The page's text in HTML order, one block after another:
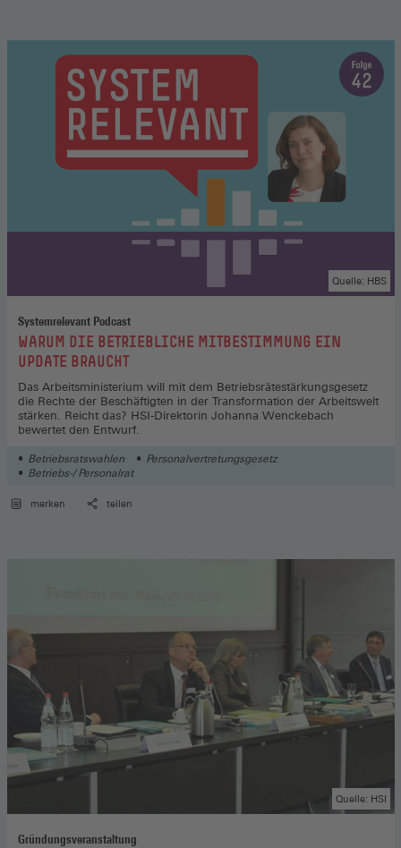
Systemrelevant Podcast
:WARUM DIE BETRIEBLICHE MITBESTIMMUNG EIN
UPDATE BRAUCHT
Quelle: HBS
Das Arbeitsministerium will mit dem Betriebsrätestärkungsgesetz
die Rechte der Beschäftigten in der Transformation der Arbeitswelt
stärken. Reicht das? HSI-Direktorin Johanna Wenckebach
bewertet den Entwurf.
Betriebsratswahlen
Personalvertretungsgesetz
Betriebs-/ Personalrat
merken teilen
Gründungsveranstaltung
Quelle: HSI